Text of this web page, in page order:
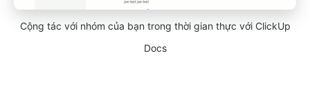
Cộng tác với nhóm của bạn trong thời gian thực với ClickUp
Docs